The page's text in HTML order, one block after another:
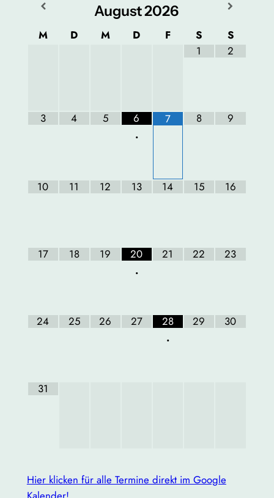
August2026
M D M D F S
S
1
2
3 4 5
6
•
7 8 9
10 11 12 13 14 15 16
17 18 19
20
•
21 22 23
24 25 26 27
28
•
29 30
31
Hier klicken für alle Termine direkt im Google